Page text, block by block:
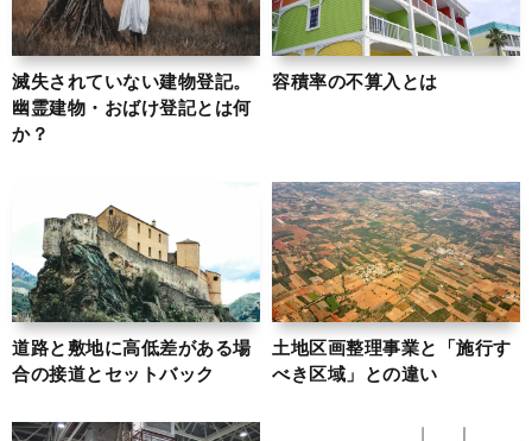
滅失されていない建物登記。
幽霊建物・おばけ登記とは何
か？
容積率の不算入とは
道路と敷地に高低差がある場
合の接道とセットバック
土地区画整理事業と「施行す
べき区域」との違い